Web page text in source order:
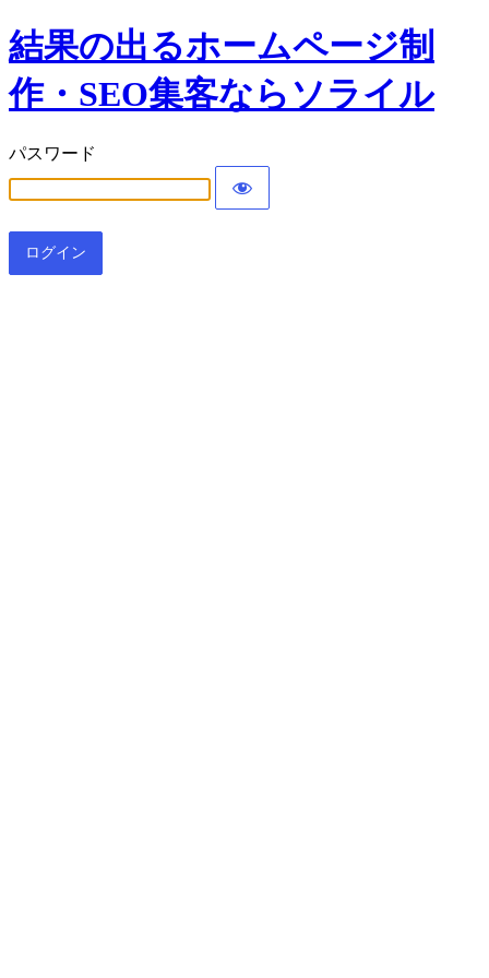
結果の出るホームページ制
作・SEO集客ならソライル
パスワード